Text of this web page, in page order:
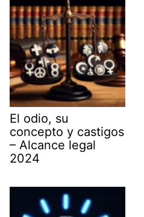
El odio, su
concepto y castigos
– Alcance legal
2024